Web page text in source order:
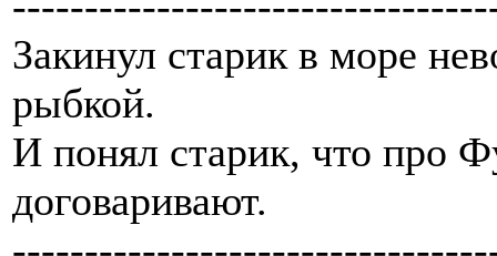
Закинул старик в море
рыбкой.
И понял старик, что про
договаривают.